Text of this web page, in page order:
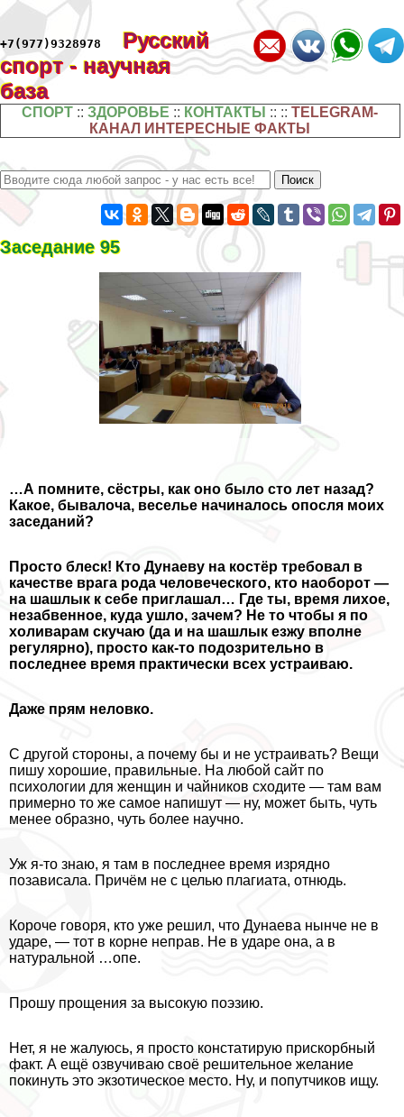
+7(977)9328978
Русский
спорт - научная
база
СПОРТ ::ЗДОРОВЬЕ :: КОНТАКТЫ :: ::TELEGRAM-
КАНАЛ ИНТЕРЕСНЫЕ ФАКТЫ
Заседание 95
…А помните, сёстры, как оно было сто лет назад?
Какое, бывалоча, веселье начиналось опосля моих
заседаний?
Просто блеск! Кто Дунаеву на костёр требовал в
качестве врага рода человеческого, кто наоборот —
на шашлык к себе приглашал… Где ты, время лихое,
незабвенное, куда ушло, зачем? Не то чтобы я по
холиварам скучаю (да и на шашлык езжу вполне
регулярно), просто как-то подозрительно в
последнее время пpaктически всех устраиваю.
Даже прям неловко.
С другой стороны, а почему бы и не устраивать? Вещи
пишу хорошие, правильные. На любой сайт по
психологии для женщин и чайников сходите — там вам
примерно то же самое напишут — ну, может быть, чуть
менее образно, чуть более научно.
Уж я-то знаю, я там в последнее время изрядно
позависала. Причём не с целью плагиата, отнюдь.
Короче говоря, кто уже решил, что Дунаева нынче не в
ударе, — тот в корне неправ. Не в ударе она, а в
натуральной …опе.
Прошу прощения за высокую поэзию.
Нет, я не жалуюсь, я просто констатирую прискорбный
факт. А ещё озвучиваю своё решительное желание
покинуть это экзотическое место. Ну, и попутчиков ищу.